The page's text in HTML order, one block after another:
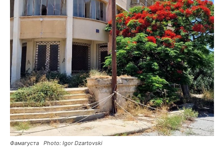
Фамагуста Photo: Igor Dzartovski